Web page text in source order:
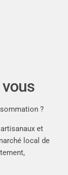
?
et
local de